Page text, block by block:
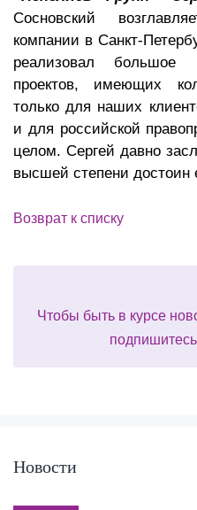
Сосновский
компании в Санкт-
реализовал большое
проектов, имеющих
только для наших
и для российской
целом. Сергей давно
высшей степени достоин
Возврат к списку
Чтобы быть в курсе
Новости